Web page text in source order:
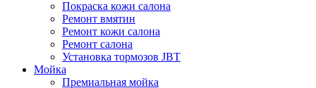
Покраска кожи салона
Ремонт вмятин
Ремонт кожи салона
Ремонт салона
Установка тормозов JBT
Мойка
Премиальная мойка